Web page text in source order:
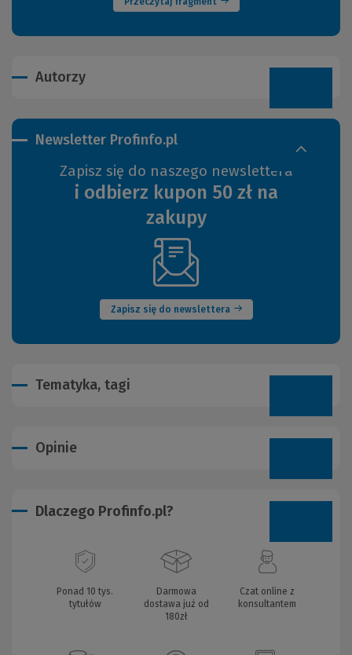
Autorzy
Newsletter Profinfo.pl
Zapisz się do naszego newslettera
i odbierz kupon 50 zł na
zakupy
Zapisz się do newslettera
(Nowe
okno)
Tematyka, tagi
Opinie
Dlaczego Profinfo.pl?
Ponad 10 tys.
tytułów
Darmowa
dostawa już od
180zł
Czat online z
konsultantem